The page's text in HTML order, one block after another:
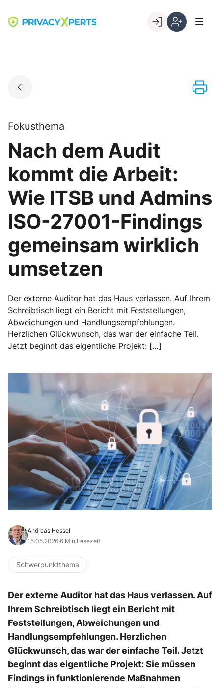
content
Go to landing page.
Fokusthema
Nach dem Audit
kommt die Arbeit:
Wie ITSB und Admins
ISO-27001-Findings
gemeinsam wirklich
umsetzen
Der externe Auditor hat das Haus verlassen. Auf Ihrem
Schreibtisch liegt ein Bericht mit Feststellungen,
Abweichungen und Handlungsempfehlungen.
Herzlichen Glückwunsch, das war der einfache Teil.
Jetzt beginnt das eigentliche Projekt: […]
Andreas Hessel
15.05.2026·6 Min Lesezeit
Schwerpunktthema
Der externe Auditor hat das Haus verlassen. Auf
Ihrem Schreibtisch liegt ein Bericht mit
Feststellungen, Abweichungen und
Handlungsempfehlungen. Herzlichen
Glückwunsch, das war der einfache Teil. Jetzt
beginnt das eigentliche Projekt: Sie müssen
Findings in funktionierende Maßnahmen